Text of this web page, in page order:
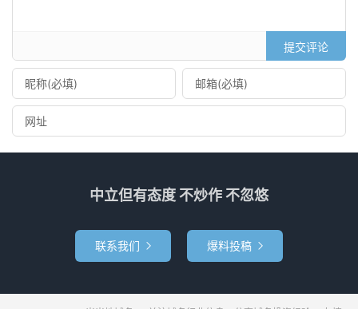
提交评论
中立但有态度 不炒作 不忽悠
联系我们  爆料投稿 